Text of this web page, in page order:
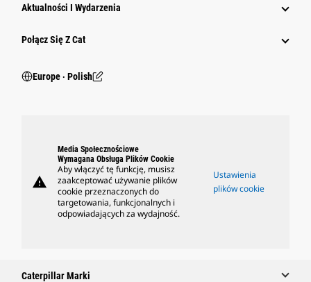
Aktualności I Wydarzenia
Połącz Się Z Cat
Europe ‧ Polish
warning
Media Społecznościowe
Wymagana Obsługa Plików Cookie
Aby włączyć tę funkcję, musisz
zaakceptować używanie plików
cookie przeznaczonych do
targetowania, funkcjonalnych i
odpowiadających za wydajność.
Ustawienia
plików cookie
Caterpillar Marki